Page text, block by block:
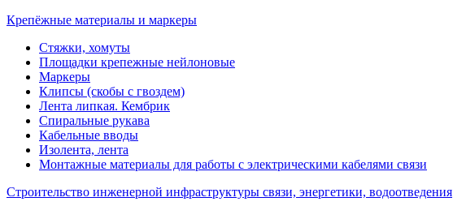
Крепёжные материалы и маркеры
Стяжки, хомуты
Площадки крепежные нейлоновые
Маркеры
Клипсы (скобы с гвоздем)
Лента липкая. Кембрик
Спиральные рукава
Кабельные вводы
Изолента, лента
Монтажные материалы для работы с электрическими кабелями связи
Строительство инженерной инфраструктуры связи, энергетики, водоотведения